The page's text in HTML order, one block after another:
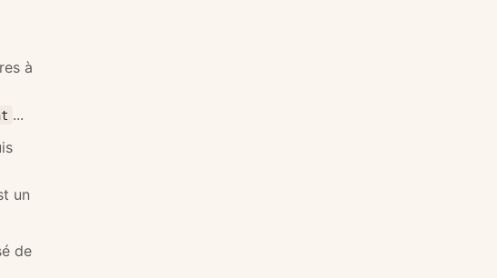
à
...
un
de